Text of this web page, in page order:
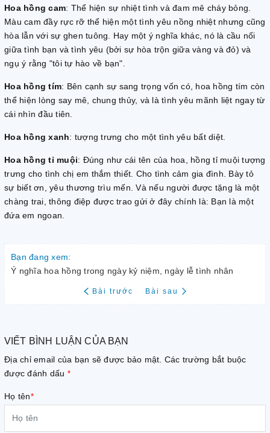
Hoa hồng cam: Thể hiện sự nhiệt tình và đam mê cháy bỏng.
Màu cam đầy rực rỡ thể hiện một tình yêu nồng nhiệt nhưng cũng
hòa lẫn với sự ghen tuông. Hay một ý nghĩa khác, nó là cầu nối
giữa tình bạn và tình yêu (bởi sự hòa trộn giữa vàng và đỏ) và
ngụ ý rằng "tôi tự hào về bạn".
Hoa hồng tím: Bên cạnh sự sang trọng vốn có, hoa hồng tím còn
thể hiện lòng say mê, chung thủy, và là tình yêu mãnh liệt ngay từ
cái nhìn đầu tiên.
Hoa hồng xanh: tượng trưng cho một tình yêu bất diệt.
Hoa hồng tỉ muội: Đúng như cái tên của hoa, hồng tỉ muội tượng
trưng cho tình chị em thắm thiết. Cho tình cảm gia đình. Bày tỏ
sự biết ơn, yêu thương trìu mến. Và nếu người được tặng là một
chàng trai, thông điệp được trao gửi ở đây chính là: Bạn là một
đứa em ngoan.
Bạn đang xem:
Ý nghĩa hoa hồng trong ngày kỷ niệm, ngày lễ tình nhân
Bài trước Bài sau
VIẾT BÌNH LUẬN CỦA BẠN
Địa chỉ email của bạn sẽ được bảo mật. Các trường bắt buộc
được đánh dấu *
Họ tên*